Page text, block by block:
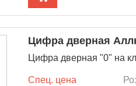
Цифра дверная
Цифра дверная "0" на
Спец. цена